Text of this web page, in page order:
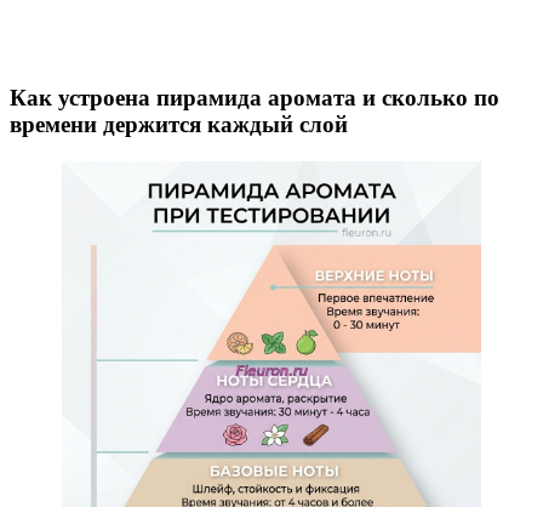
Как устроена пирамида аромата и сколько по
времени держится каждый слой